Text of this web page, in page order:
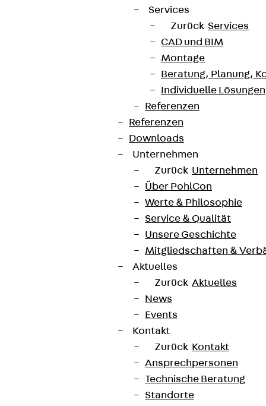
Services
Zurück Services
CAD und BIM
Montage
Beratung, Planung,
Individuelle Lösungen
Referenzen
Referenzen
Downloads
Unternehmen
Zurück Unternehmen
Über PohlCon
Werte & Philosophie
Service & Qualität
Unsere Geschichte
Mitgliedschaften &
Aktuelles
Zurück Aktuelles
News
Events
Kontakt
Zurück Kontakt
Ansprechpersonen
Technische Beratung
Standorte